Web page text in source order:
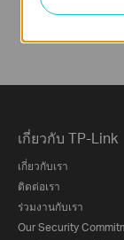
เกี่ยวกับ TP-Link
เกี่ยวกับเรา
ติดต่อเรา
ร่วมงานกับเรา
Our Security